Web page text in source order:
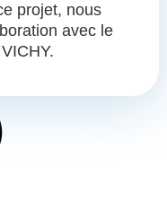
projet, nous
avec le